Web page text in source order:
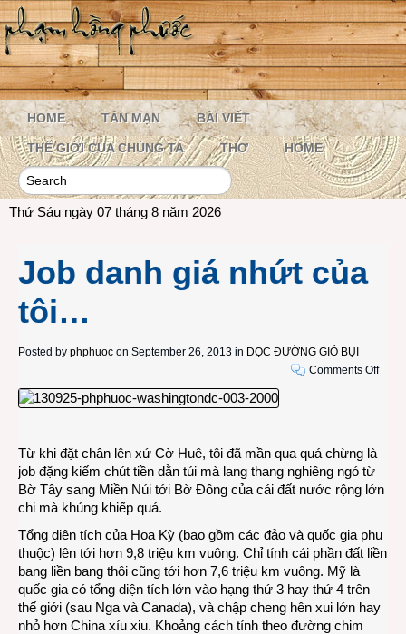
HOME TẢN MẠN BÀI VIẾT
THẾ GIỚI CỦA CHÚNG TA THƠ HOME
Thứ Sáu ngày 07 tháng 8 năm 2026
Job danh giá nhứt của
tôi…
Posted by phphuoc on September 26, 2013 in DỌC ĐƯỜNG GIÓ BỤI
Comments Offon
Từ khi đặt chân lên xứ Cờ Huê, tôi đã mần qua quá chừng là
job đặng kiếm chút tiền dằn túi mà lang thang nghiêng ngó từ
Bờ Tây sang Miền Núi tới Bờ Đông của cái đất nước rộng lớn
chi mà khủng khiếp quá.
Tổng diện tích của Hoa Kỳ (bao gồm các đảo và quốc gia phụ
thuộc) lên tới hơn 9,8 triệu km vuông. Chỉ tính cái phần đất liền
bang liền bang thôi cũng tới hơn 7,6 triệu km vuông. Mỹ là
quốc gia có tổng diện tích lớn vào hạng thứ 3 hay thứ 4 trên
thế giới (sau Nga và Canada), và chập cheng hên xui lớn hay
nhỏ hơn China xíu xiu. Khoảng cách tính theo đường chim